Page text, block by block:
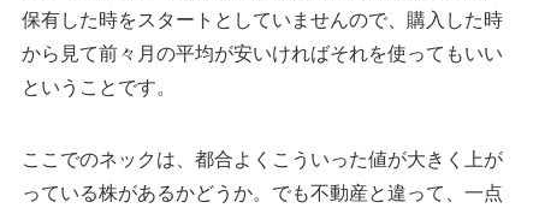
保有した時をスタートとしていませんので、購入した時
から見て前々月の平均が安いければそれを使ってもいい
ということです。
ここでのネックは、都合よくこういった値が大きく上が
っている株があるかどうか。でも不動産と違って、一点